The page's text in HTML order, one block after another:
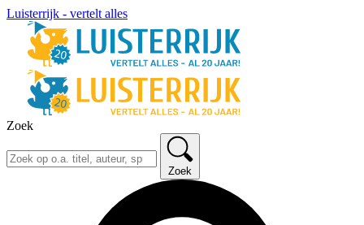
Luisterrijk - vertelt alles
Zoek
Zoek